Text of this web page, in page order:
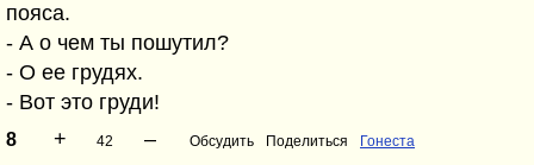
пояса.
- А о чем ты пошутил?
- О ее грудях.
- Вот это груди!
8 + 42 – Обсудить Поделиться Гонеста